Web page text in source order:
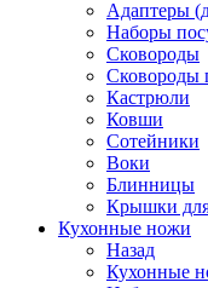
Адаптеры
Наборы
Сковороды
Сковороды
Кастрюли
Ковши
Сотейники
Воки
Блинницы
Крышки
Кухонные ножи
Назад
Кухонные